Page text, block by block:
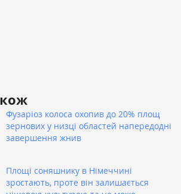
Фузаріоз колоса охопив до 20% площ
зернових у низці областей напередодні
завершення жнив
Площі соняшнику в Німеччині
зростають, проте він залишається